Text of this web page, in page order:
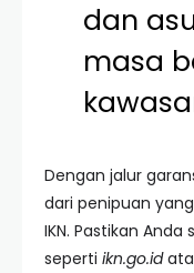
dan
masa
Dengan jalur
dari penipuan
IKN. Pastikan
seperti ikn.go.id